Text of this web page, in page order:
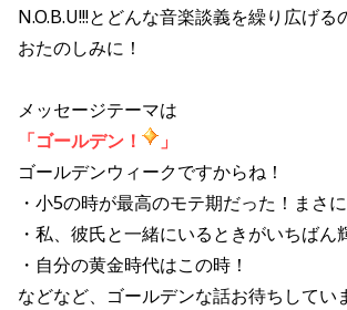
N.O.B.U!!!とどんな音楽談義を繰り広げる
おたのしみに！
メッセージテーマは
「ゴールデン！
」
ゴールデンウィークですからね！
・小5の時が最高のモテ期だった！まさ
・私、彼氏と一緒にいるときがいちばん
・自分の黄金時代はこの時！
などなど、ゴールデンな話お待ちしてい